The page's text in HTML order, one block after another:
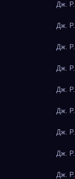
Дж.
Дж.
Дж.
Дж.
Дж.
Дж.
Дж.
Дж.
Дж.